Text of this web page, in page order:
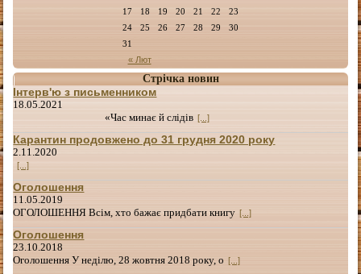
« Лют
17
18 19 20 21 22
23
24
25 26 27 28 29
30
31
Стрічка новин
Інтерв'ю з письменником
18.05.2021
«Час минає й слідів [...]
Карантин продовжено до 31 грудня 2020 року
2.11.2020
[...]
Оголошення
11.05.2019
ОГОЛОШЕННЯ Всім, хто бажає придбати книгу [...]
Оголошення
23.10.2018
Оголошення У неділю, 28 жовтня 2018 року, о [...]